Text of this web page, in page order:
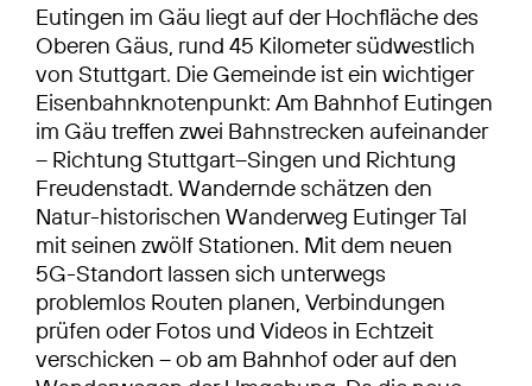
Eutingen im Gäu liegt auf der Hochfläche des
Oberen Gäus, rund 45 Kilometer südwestlich
von Stuttgart. Die Gemeinde ist ein wichtiger
Eisenbahnknotenpunkt: Am Bahnhof Eutingen
im Gäu treffen zwei Bahnstrecken aufeinander
– Richtung Stuttgart–Singen und Richtung
Freudenstadt. Wandernde schätzen den
Natur-historischen Wanderweg Eutinger Tal
mit seinen zwölf Stationen. Mit dem neuen
5G-Standort lassen sich unterwegs
problemlos Routen planen, Verbindungen
prüfen oder Fotos und Videos in Echtzeit
verschicken – ob am Bahnhof oder auf den